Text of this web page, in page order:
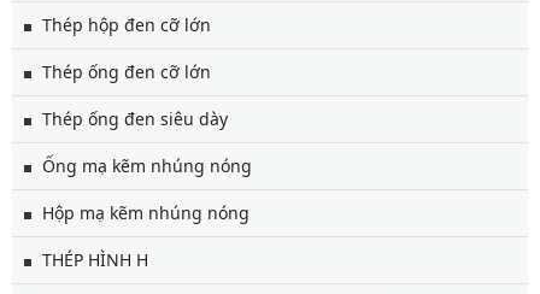
Thép hộp đen cỡ lớn
Thép ống đen cỡ lớn
Thép ống đen siêu dày
Ống mạ kẽm nhúng nóng
Hộp mạ kẽm nhúng nóng
THÉP HÌNH H